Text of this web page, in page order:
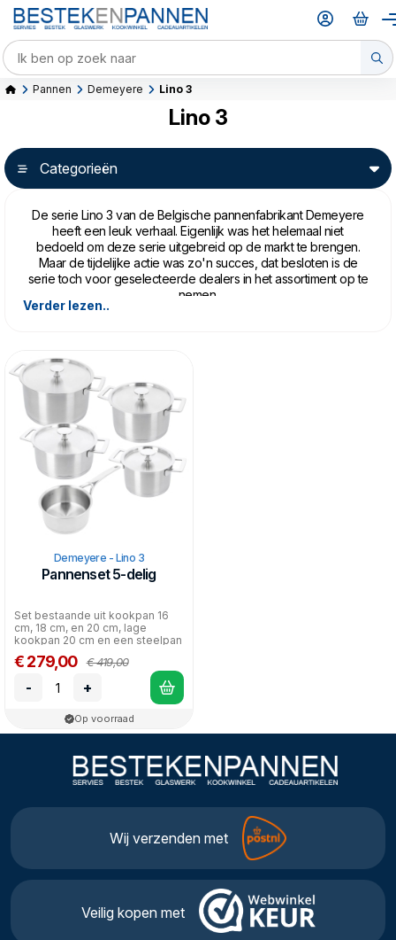
Pannen Demeyere Lino 3
Lino 3
Categorieën
De serie Lino 3 van de Belgische pannenfabrikant Demeyere
heeft een leuk verhaal. Eigenlijk was het helemaal niet
bedoeld om deze serie uitgebreid op de markt te brengen.
Maar de tijdelijke actie was zo'n succes, dat besloten is de
serie toch voor geselecteerde dealers in het assortiment op te
nemen.
warmte gelijkmatig door de hele pan. Alle pannen hebben een
maatverdeling aan de binnenkant. Ze zijn ontworpen om op
elke warmtebron te gebruiken, dus ook op inductie. De
deksels sluiten precies af, zodat er zo min mogelijk warmte
verloren gaat. De rand van de pannen minimaliseert morsen
met afgieten.
Maar ook het design van deze serie is bijzonder. Het is echt
een plaatje om te zien. Kijk maar naar de leuke ronde knop op
de platte deksels, en de grote (maar niet te grote!) grepen.
Helemaal retro, maar dan met modern gebruiksgemak.
Verder lezen..
Demeyere - Lino 3
Pannenset 5-delig
Set bestaande uit kookpan 16
cm, 18 cm, en 20 cm, lage
kookpan 20 cm en een steelpan
16 cm zonder deksel.
€ 279,00 € 419,00
- +
Op voorraad
Wij verzenden met
Veilig kopen met